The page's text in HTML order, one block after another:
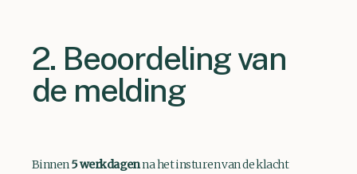
2. Beoordeling van
de melding
Binnen5 werkdagenna het insturen van de klacht